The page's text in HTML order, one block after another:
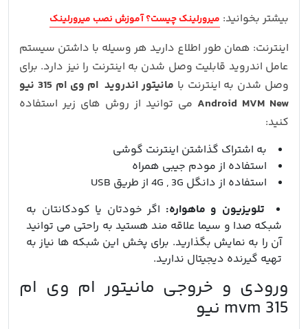
بیشتر بخوانید: میرورلینک چیست؟ آموزش نصب میرورلینک
اینترنت: همان طور اطلاع دارید هر وسیله با داشتن سیستم
عامل اندروید قابلیت وصل شدن به اینترنت را نیز دارد. برای
وصل شدن به اینترنت با
مانیتور اندروید ام وی ام 315 نیو
Android MVM New می توانید از روش های زیر استفاده
کنید:
به اشتراک گذاشتن اینترنت گوشی
استفاده از مودم جیبی همراه
استفاده از دانگل 4G , 3G از طریق USB
تلویزیون و ماهواره: اگر خودتان یا کودکانتان به
شبکه صدا و سیما علاقه مند هستید به راحتی می توانید
آن را به نمایش بگذارید. برای پخش این شبکه ها نیاز به
تهیه گیرنده دیجیتال ندارید.
ورودی و خروجی مانیتور ام وی ام
mvm 315 نیو